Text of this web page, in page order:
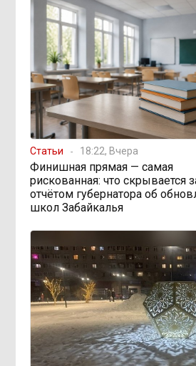
12:33, 6 августа Власти:
переживает туристический
11:05, 6 августа «В
регионов индексация
января»: почему Забайкалье
задержало повышение
бюджетникам
10:16, 6 августа
В
округе подрядчик и чиновник
попали под уголовные дела
08:38, 6 августа 598 миллионов
улетели в Омск: как
провалило «Чистый воздух»
08:15, 6 августа Депутат
объяснил «неполноценность»
женщин библейским
Статьи 18:22, Вчера
Финишная прямая — самая
рискованная: что скрывается
отчётом губернатора об
школ Забайкалья